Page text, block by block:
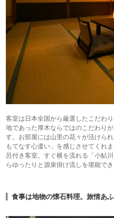
客室は日本全国から厳選したこだわ
地であった厚木ならではのこだわり
す。お部屋には山里の花々が活けら
もてなす心遣い」を感じさせてくれ
呂付き客室。すぐ横を流れる「小鮎
らゆったりと源泉掛け流しを堪能で
食事は地物の懐石料理。旅情あ